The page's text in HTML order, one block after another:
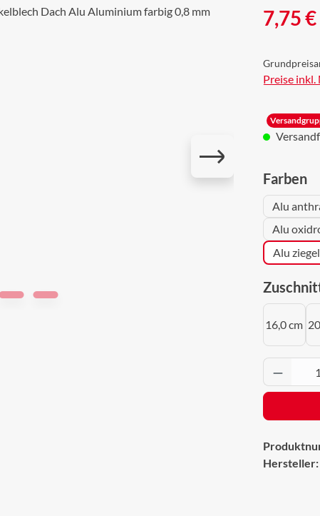
Regulärer
7,75 €
Preise inkl.
Farben
Alu
Alu
Alu
16,0 cm
Hersteller: